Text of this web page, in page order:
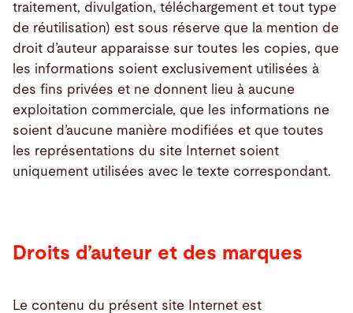
traitement, divulgation, téléchargement et tout type
de réutilisation) est sous réserve que la mention de
droit d’auteur apparaisse sur toutes les copies, que
les informations soient exclusivement utilisées à
des fins privées et ne donnent lieu à aucune
exploitation commerciale, que les informations ne
soient d’aucune manière modifiées et que toutes
les représentations du site Internet soient
uniquement utilisées avec le texte correspondant.
Droits d’auteur et des marques
Le contenu du présent site Internet est